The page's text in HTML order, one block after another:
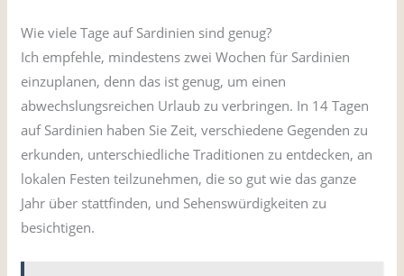
Wie viele Tage auf Sardinien sind genug?
Ich empfehle, mindestens zwei Wochen für Sardinien
einzuplanen, denn das ist genug, um einen
abwechslungsreichen Urlaub zu verbringen. In 14 Tagen
auf Sardinien haben Sie Zeit, verschiedene Gegenden zu
erkunden, unterschiedliche Traditionen zu entdecken, an
lokalen Festen teilzunehmen, die so gut wie das ganze
Jahr über stattfinden, und Sehenswürdigkeiten zu
besichtigen.